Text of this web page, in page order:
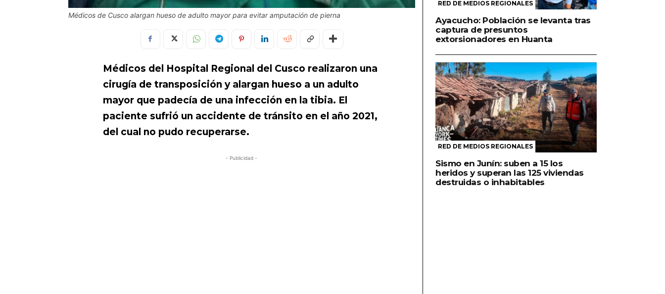
Médicos de Cusco alargan hueso de adulto mayor para evitar amputación de pierna
Médicos del Hospital Regional del Cusco realizaron una
cirugía de transposición y alargan hueso a un adulto
mayor que padecía de una infección en la tibia. El
paciente sufrió un accidente de tránsito en el año 2021,
del cual no pudo recuperarse.
- Publicidad -
RED DE MEDIOS REGIONALES
Ayacucho: Población se levanta tras
captura de presuntos
extorsionadores en Huanta
RED DE MEDIOS REGIONALES
Sismo en Junín: suben a 15 los
heridos y superan las 125 viviendas
destruidas o inhabitables